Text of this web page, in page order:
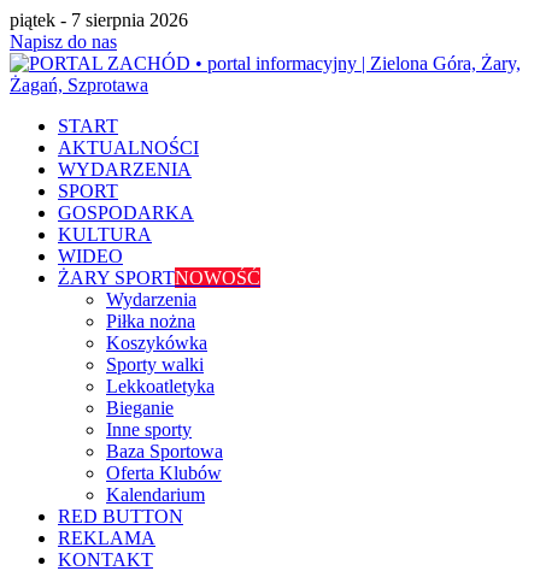
piątek - 7 sierpnia 2026
Napisz do nas
START
AKTUALNOŚCI
WYDARZENIA
SPORT
GOSPODARKA
KULTURA
WIDEO
ŻARY SPORTNOWOŚĆ
Wydarzenia
Piłka nożna
Koszykówka
Sporty walki
Lekkoatletyka
Bieganie
Inne sporty
Baza Sportowa
Oferta Klubów
Kalendarium
RED BUTTON
REKLAMA
KONTAKT